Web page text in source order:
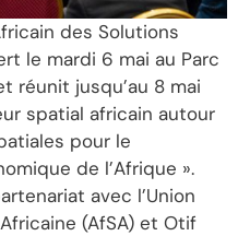
des Solutions
le mardi 6 mai au Parc
réunit jusqu’au 8 mai
spatial africain autour
pour le
de l’Afrique ».
avec l’Union
(AfSA) et Otif